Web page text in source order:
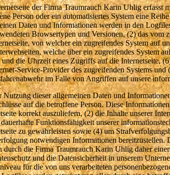
der Firma Traumrauch Karin Uhlig erfasst
Person oder ein automatisiertes System eine
Daten und Informationen werden in den
Browsertypen und Versionen, (2) das vom
von welcher ein zugreifendes System auf
welche über ein zugreifendes System
die Uhrzeit eines Zugriffs auf die Internetseite,
Service-Provider des zugreifenden Systems
im Falle von Angriffen auf unsere
Nutzung dieser allgemeinen Daten und
auf die betroffene Person. Diese
korrekt auszuliefern, (2) die Inhalte unserer
Funktionsfähigkeit unserer
zu gewährleisten sowie (4) um
notwendigen Informationen bereitzustellen.
durch die Firma Traumrauch Karin Uhlig daher
und die Datensicherheit in unserem
für die von uns verarbeiteten